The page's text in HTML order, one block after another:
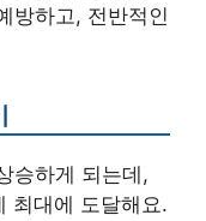
방하고, 전반적인
승하게 되는데,
최대에 도달해요.